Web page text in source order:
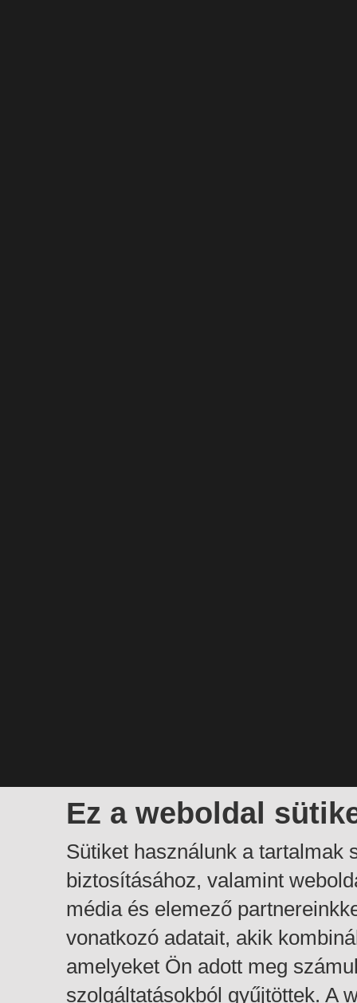
Ez a weboldal
Sütiket használunk a tartalmak
biztosításához, valamint
média és elemező
vonatkozó adatait, akik
amelyeket Ön adott meg
szolgáltatásokból gyűjtöttek. A